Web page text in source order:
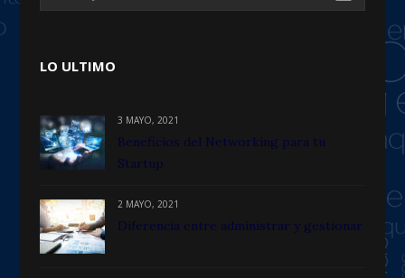
LO ULTIMO
3 MAYO, 2021
Beneficios del Networking para tu
Startup
2 MAYO, 2021
Diferencia entre administrar y gestionar